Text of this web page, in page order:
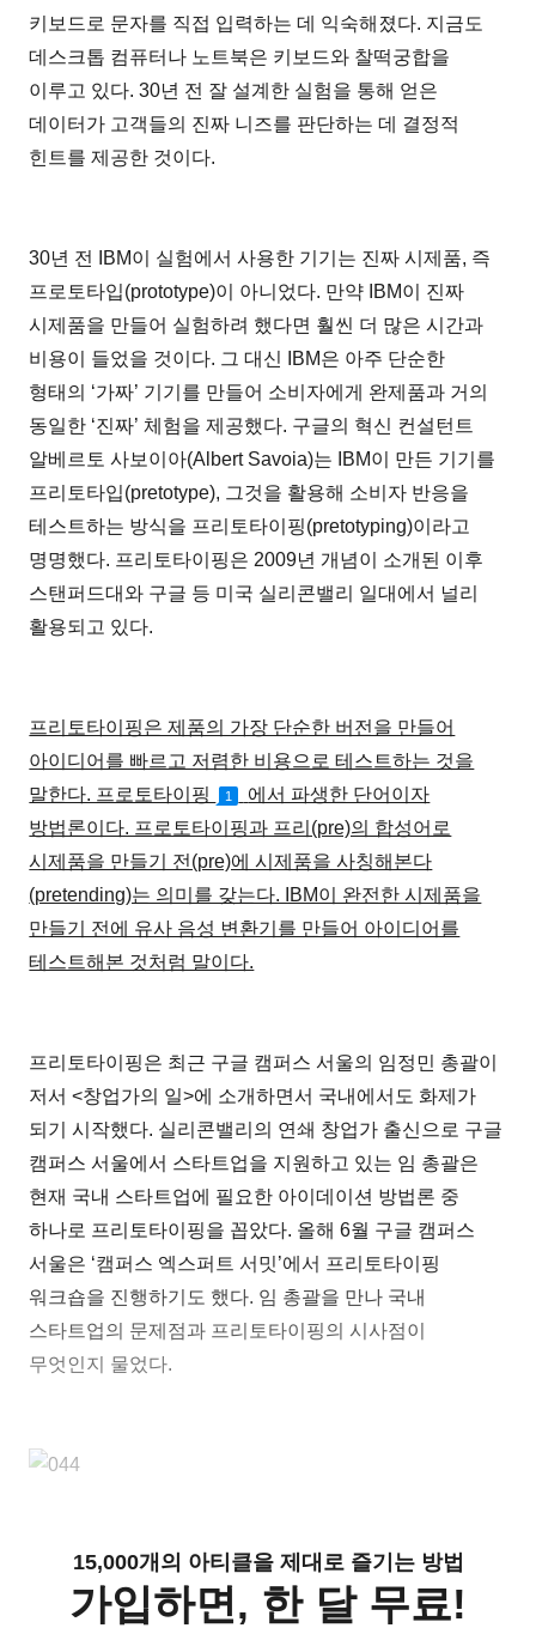
키보드로 문자를 직접 입력하는 데 익숙해졌다. 지금도
데스크톱 컴퓨터나 노트북은 키보드와 찰떡궁합을
이루고 있다. 30년 전 잘 설계한 실험을 통해 얻은
데이터가 고객들의 진짜 니즈를 판단하는 데 결정적
힌트를 제공한 것이다.
30년 전 IBM이 실험에서 사용한 기기는 진짜 시제품, 즉
프로토타입(prototype)이 아니었다. 만약 IBM이 진짜
시제품을 만들어 실험하려 했다면 훨씬 더 많은 시간과
비용이 들었을 것이다. 그 대신 IBM은 아주 단순한
형태의 ‘가짜’ 기기를 만들어 소비자에게 완제품과 거의
동일한 ‘진짜’ 체험을 제공했다. 구글의 혁신 컨설턴트
알베르토 사보이아(Albert Savoia)는 IBM이 만든 기기를
프리토타입(pretotype), 그것을 활용해 소비자 반응을
테스트하는 방식을 프리토타이핑(pretotyping)이라고
명명했다. 프리토타이핑은 2009년 개념이 소개된 이후
스탠퍼드대와 구글 등 미국 실리콘밸리 일대에서 널리
활용되고 있다.
프리토타이핑은 제품의 가장 단순한 버전을 만들어
아이디어를 빠르고 저렴한 비용으로 테스트하는 것을
말한다. 프로토타이핑
1
에서 파생한 단어이자
방법론이다. 프로토타이핑과 프리(pre)의 합성어로
시제품을 만들기 전(pre)에 시제품을 사칭해본다
(pretending)는 의미를 갖는다. IBM이 완전한 시제품을
만들기 전에 유사 음성 변환기를 만들어 아이디어를
테스트해본 것처럼 말이다.
프리토타이핑은 최근 구글 캠퍼스 서울의 임정민 총괄이
저서 <창업가의 일>에 소개하면서 국내에서도 화제가
되기 시작했다. 실리콘밸리의 연쇄 창업가 출신으로 구글
캠퍼스 서울에서 스타트업을 지원하고 있는 임 총괄은
현재 국내 스타트업에 필요한 아이데이션 방법론 중
하나로 프리토타이핑을 꼽았다. 올해 6월 구글 캠퍼스
서울은 ‘캠퍼스 엑스퍼트 서밋’에서 프리토타이핑
워크숍을 진행하기도 했다. 임 총괄을 만나 국내
스타트업의 문제점과 프리토타이핑의 시사점이
무엇인지 물었다.
15,000개의 아티클을 제대로 즐기는 방법
가입하면, 한 달 무료!